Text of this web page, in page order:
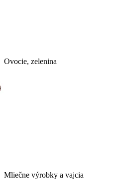
Ovocie, zelenina
Mliečne výrobky a vajcia